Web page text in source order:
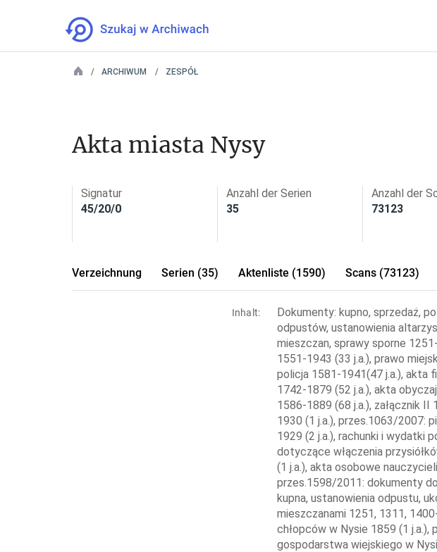
ARCHIWUM ZESPÓŁ
Akta miasta Nysy
Signatur
45/20/0
Anzahl der Serien
35
Anzahl der
73123
Verzeichnung Serien (35) Aktenliste (1590) Scans (73123)
Inhalt:
Dokumenty: kupno, sprzedaż,
odpustów, ustanowienia
mieszczan, sprawy sporne
1551-1943 (33 j.a.), prawo
policja 1581-1941(47 j.a.), akta
1742-1879 (52 j.a.), akta
1586-1889 (68 j.a.), załącznik
1930 (1 j.a.), przes.1063/2007:
1929 (2 j.a.), rachunki i wydatki
dotyczące włączenia
(1 j.a.), akta osobowe
przes.1598/2011: dokumenty
kupna, ustanowienia odpustu,
mieszczanami 1251, 1311,
chłopców w Nysie 1859 (1
gospodarstwa wiejskiego w